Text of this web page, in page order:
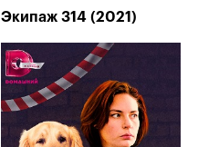
Экипаж 314 (2021)